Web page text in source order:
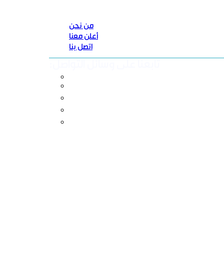
من نحن
أعلن معنا
اتصل بنا